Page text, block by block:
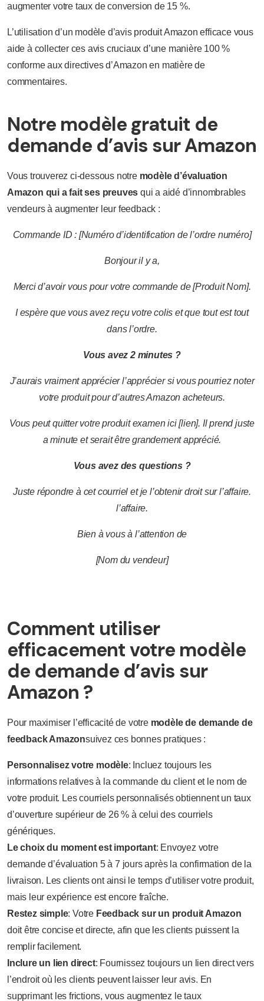
augmenter votre taux de conversion de 15 %.
L’utilisation d’un modèle d’avis produit Amazon efficace vous
aide à collecter ces avis cruciaux d’une manière 100 %
conforme aux directives d’Amazon en matière de
commentaires.
Notre modèle gratuit de
demande d’avis sur Amazon
Vous trouverez ci-dessous notre modèle d’évaluation
Amazon qui a fait ses preuves qui a aidé d’innombrables
vendeurs à augmenter leur feedback :
Commande ID : [Numéro d’identification de l’ordre numéro]
Bonjour il y a,
Merci d’avoir vous pour votre commande de [Produit Nom].
I espère que vous avez reçu votre colis et que tout est tout
dans l’ordre.
Vous avez 2 minutes ?
J’aurais vraiment apprécier l’apprécier si vous pourriez noter
votre produit pour d’autresAmazon acheteurs.
Vous peut quitter votre produit examen ici [lien]. Il prend juste
a minute et serait être grandement apprécié.
Vous avez des questions ?
Juste répondre à cet courriel et je l’obtenir droit sur l’affaire.
l’affaire.
Bien à vous à l’attention de
[Nom du vendeur]
Comment utiliser
efficacement votre modèle
de demande d’avis sur
Amazon ?
Pour maximiser l’efficacité de votre modèle de demande de
feedback Amazonsuivez ces bonnes pratiques :
Personnalisez votre modèle: Incluez toujours les
informations relatives à la commande du client et le nom de
votre produit. Les courriels personnalisés obtiennent un taux
d’ouverture supérieur de 26 % à celui des courriels
génériques.
Le choix du moment est important: Envoyez votre
demande d’évaluation 5 à 7 jours après la confirmation de la
livraison. Les clients ont ainsi le temps d’utiliser votre produit,
mais leur expérience est encore fraîche.
Restez simple: Votre Feedback sur un produit Amazon
doit être concise et directe, afin que les clients puissent la
remplir facilement.
Inclure un lien direct: Fournissez toujours un lien direct vers
l’endroit où les clients peuvent laisser leur avis. En
supprimant les frictions, vous augmentez le taux